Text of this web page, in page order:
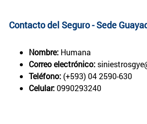
Contacto del Seguro - Sede
Nombre: Humana
Correo electrónico:
Teléfono: (+593) 04 2590-630
Celular:0990293240